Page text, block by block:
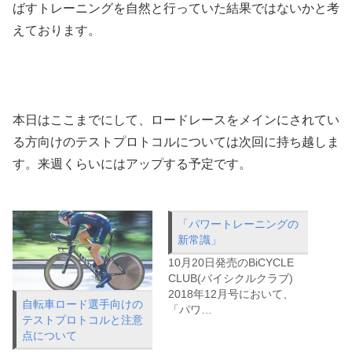
ばすトレーニングを自然と行っていた結果ではないかと考
えております。
本日はここまでにして、ロードレースをメインにされてい
る方向けのテストプロトコルについては次回に持ち越しま
す。来週くらいにはアップする予定です。
自転車ロード選手向けの
テストプロトコルと注意
点について
「パワートレーニングの
新常識」
10月20日発売のBiCYCLE
CLUB(バイシクルクラブ)
2018年12月号において、
「パワ…